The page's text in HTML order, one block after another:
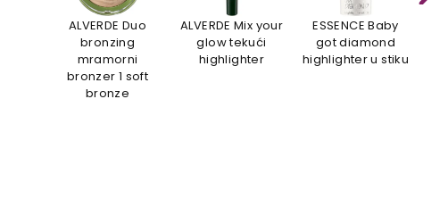
ALVERDE Duo
bronzing
mramorni
bronzer 1 soft
bronze
ALVERDE Mix your
glow tekući
highlighter
ESSENCE Baby
got diamond
highlighter u stiku